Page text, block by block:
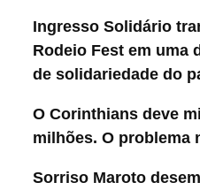
Ingresso Solidário
Rodeio Fest em uma
de solidariedade do
O Corinthians deve
milhões. O problema
Sorriso Maroto